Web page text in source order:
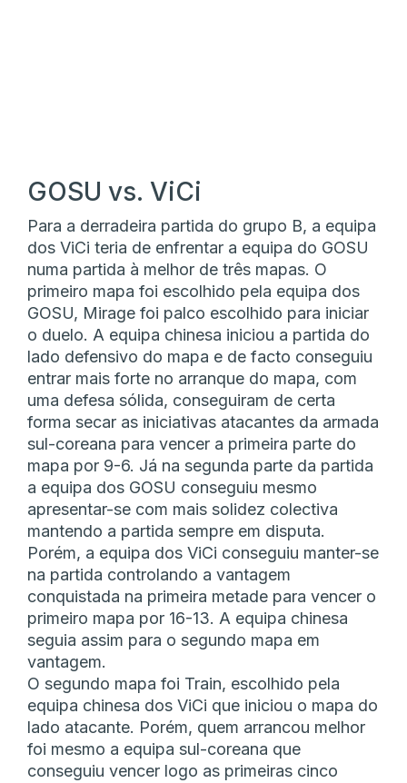
GOSU vs. ViCi
Para a derradeira partida do grupo B, a equipa
dos ViCi teria de enfrentar a equipa do GOSU
numa partida à melhor de três mapas. O
primeiro mapa foi escolhido pela equipa dos
GOSU, Mirage foi palco escolhido para iniciar
o duelo. A equipa chinesa iniciou a partida do
lado defensivo do mapa e de facto conseguiu
entrar mais forte no arranque do mapa, com
uma defesa sólida, conseguiram de certa
forma secar as iniciativas atacantes da armada
sul-coreana para vencer a primeira parte do
mapa por 9-6. Já na segunda parte da partida
a equipa dos GOSU conseguiu mesmo
apresentar-se com mais solidez colectiva
mantendo a partida sempre em disputa.
Porém, a equipa dos ViCi conseguiu manter-se
na partida controlando a vantagem
conquistada na primeira metade para vencer o
primeiro mapa por 16-13. A equipa chinesa
seguia assim para o segundo mapa em
vantagem.
O segundo mapa foi Train, escolhido pela
equipa chinesa dos ViCi que iniciou o mapa do
lado atacante. Porém, quem arrancou melhor
foi mesmo a equipa sul-coreana que
conseguiu vencer logo as primeiras cinco